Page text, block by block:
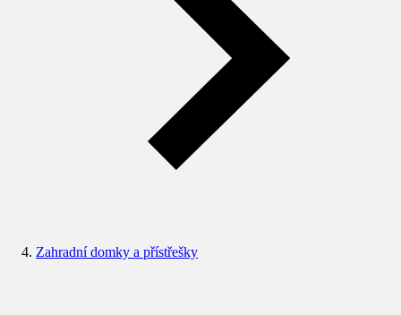
Zahradní domky a přístřešky